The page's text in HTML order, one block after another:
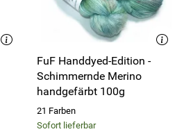
FuF Handdyed-Edition -
Schimmernde Merino
handgefärbt 100g
21 Farben
Sofort lieferbar